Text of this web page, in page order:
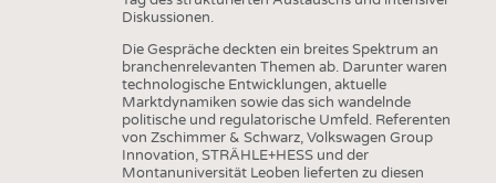
Diskussionen.
Die Gespräche deckten ein breites Spektrum an
branchenrelevanten Themen ab. Darunter waren
technologische Entwicklungen, aktuelle
Marktdynamiken sowie das sich wandelnde
politische und regulatorische Umfeld. Referenten
von Zschimmer & Schwarz, Volkswagen Group
Innovation, STRÄHLE+HESS und der
Montanuniversität Leoben lieferten zu diesen